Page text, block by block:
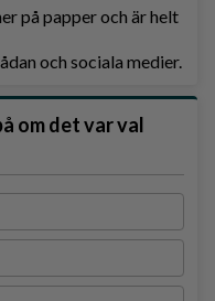
på papper och är helt
och sociala medier.
om det var val